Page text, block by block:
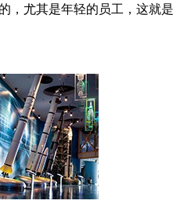
，尤其是年轻的员工，这就是